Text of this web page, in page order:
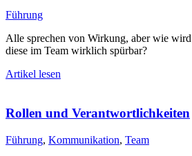
Führung
Alle sprechen von Wirkung, aber wie wird
diese im Team wirklich spürbar?
Artikel lesen
Rollen und Verantwortlichkeiten
Führung, Kommunikation, Team